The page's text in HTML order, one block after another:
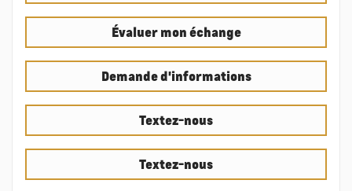
Évaluer mon échange
Demande d'informations
Textez-nous
Textez-nous